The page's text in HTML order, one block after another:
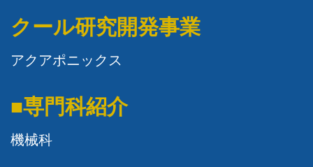
クール研究開発事業
アクアポニックス
■専門科紹介
機械科